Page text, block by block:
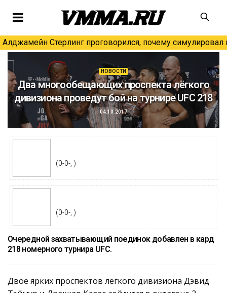
Алджамейн Стерлинг проговорился, почему симулировал
НОВОСТИ
Два многообещающих проспекта лёгкого
дивизиона проведут бой на турнире UFC 218
04.10.2017
(0-0-, )
(0-0-, )
Очередной захватывающий поединок добавлен в кард
218 номерного турнира UFC.
Двое ярких проспектов лёгкого дивизиона Дэвид